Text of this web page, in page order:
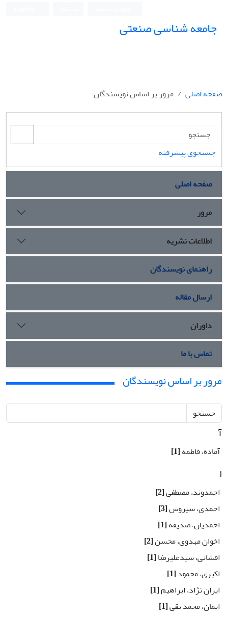
جامعه شناسی صنعتی
صفحه اصلی مرور بر اساس نویسندگان
جستجوی پیشرفته
صفحه اصلی
مرور
اطلاعات نشریه
راهنمای نویسندگان
ارسال مقاله
داوران
تماس با ما
مرور بر اساس نویسندگان
جستجو
آ
آماده، فاطمه[1]
ا
احمدوند، مصطفی[2]
احمدی، سیروس[3]
احمدیان، صدیقه[1]
اخوان مهدوی، محسن[2]
افشانی، سیدعلیرضا[1]
اکبری، محمود[1]
ایران نژاد، ابراهیم[1]
ایمان، محمد تقی[1]